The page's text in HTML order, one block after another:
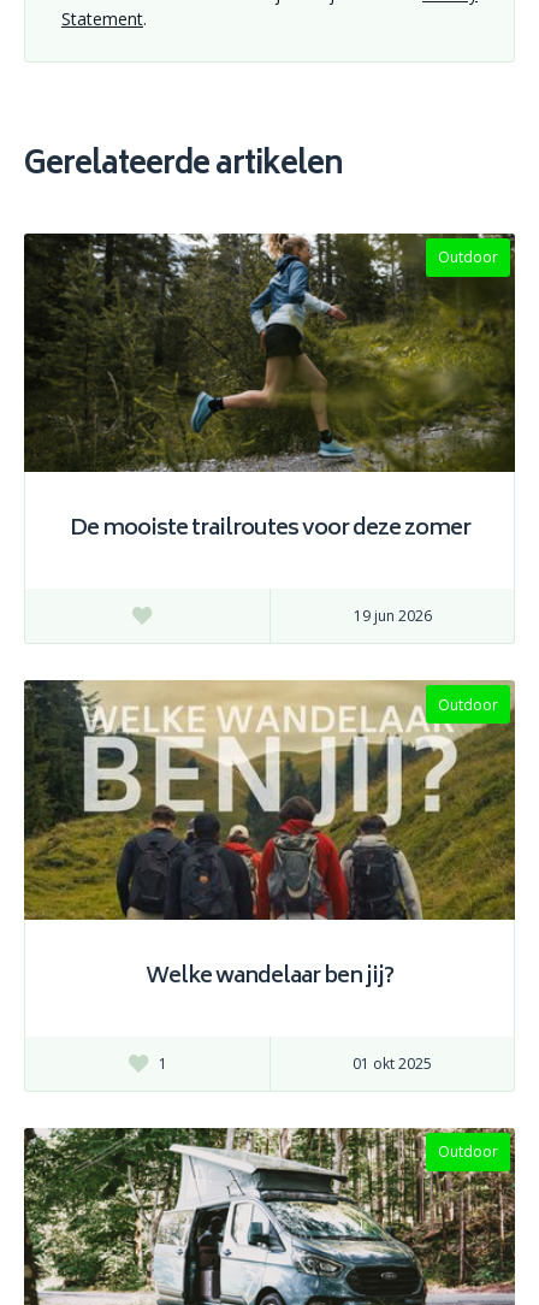
Statement.
Gerelateerde artikelen
Outdoor
De mooiste trailroutes voor deze zomer
19 jun 2026
Outdoor
Welke wandelaar ben jij?
1 01 okt 2025
Outdoor